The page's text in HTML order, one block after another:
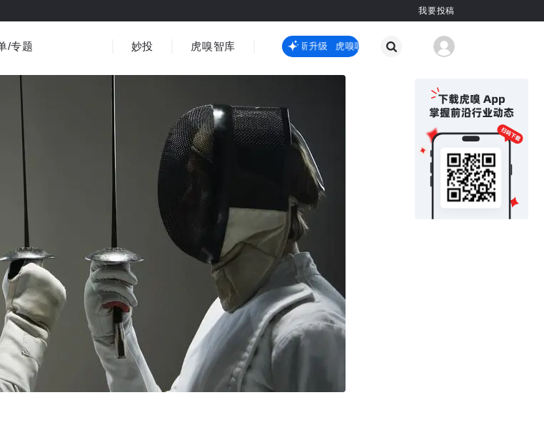
我要投稿
文化 金融财经 出海
国际热点
/专题 妙投 虎嗅智库虎嗅嗅全新升级 虎嗅嗅全新升级